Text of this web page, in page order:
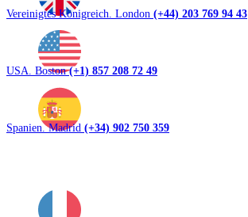
Vereinigtes Königreich. London (+44) 203 769 94 43
USA. Boston(+1) 857 208 72 49
Spanien. Madrid (+34) 902 750 359